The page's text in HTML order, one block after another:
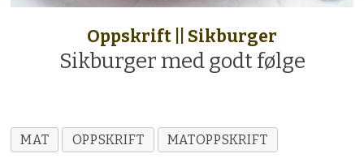
Oppskrift || Sikburger
Sikburger med godt følge
MAT OPPSKRIFT MATOPPSKRIFT